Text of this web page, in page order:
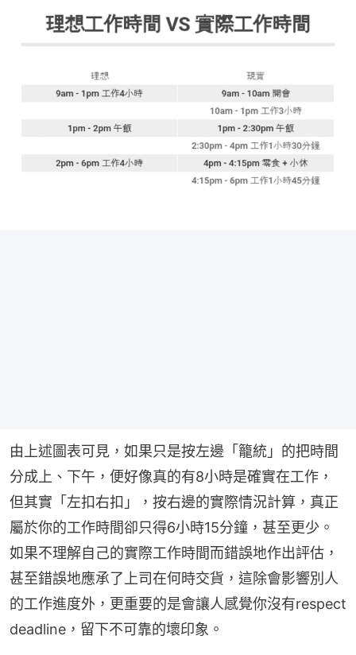
由上述圖表可見，如果只是按左邊「籠統」的把時間
分成上、下午，便好像真的有8小時是確實在工作，
但其實「左扣右扣」，按右邊的實際情況計算，真正
屬於你的工作時間卻只得6小時15分鐘，甚至更少。
如果不理解自己的實際工作時間而錯誤地作出評估，
甚至錯誤地應承了上司在何時交貨，這除會影響別人
的工作進度外，更重要的是會讓人感覺你沒有respect
deadline，留下不可靠的壞印象。